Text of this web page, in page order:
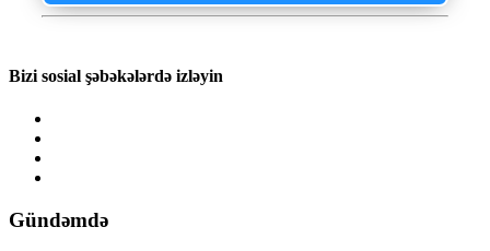
Bizi sosial şəbəkələrdə izləyin
Gündəmdə